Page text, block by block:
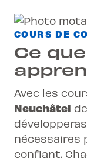
COURS DE
Ce
Avec les
Neuchâtel
nécessaires
confiant.